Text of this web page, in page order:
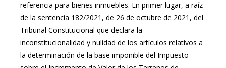
referencia para bienes inmuebles. En primer lugar, a raíz
de la sentencia 182/2021, de 26 de octubre de 2021, del
Tribunal Constitucional que declara la
inconstitucionalidad y nulidad de los artículos relativos a
la determinación de la base imponible del Impuesto